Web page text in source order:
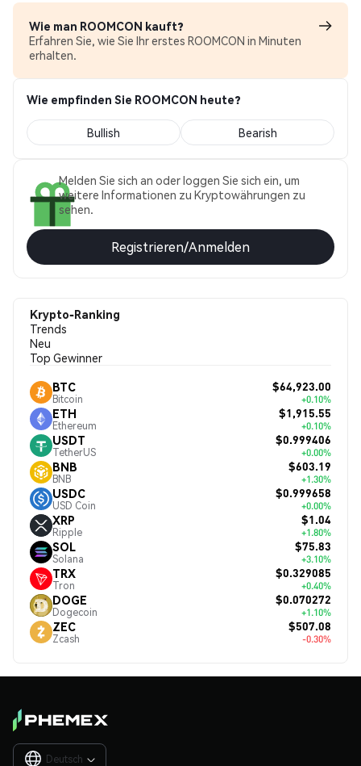
Wie man ROOMCON kauft?
Erfahren Sie, wie Sie Ihr erstes ROOMCON in Minuten
erhalten.
Wie empfinden Sie ROOMCON heute?
Bullish Bearish
Melden Sie sich an oder loggen Sie sich ein, um
weitere Informationen zu Kryptowährungen zu
sehen.
Registrieren/Anmelden
Krypto-Ranking
Trends
Neu
Top Gewinner
BTC
Bitcoin
$64,923.00
+0.10%
ETH
Ethereum
$1,915.55
+0.10%
USDT
TetherUS
$0.999406
+0.00%
BNB
BNB
$603.19
+1.30%
USDC
USD Coin
$0.999658
+0.00%
XRP
Ripple
$1.04
+1.80%
SOL
Solana
$75.83
+3.10%
TRX
Tron
$0.329085
+0.40%
DOGE
Dogecoin
$0.070272
+1.10%
ZEC
Zcash
$507.08
-0.30%
Deutsch 